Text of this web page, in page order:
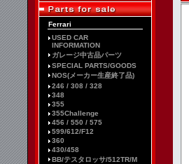
Ferrari
USED CAR
INFORMATION
ガレージ中古品パーツ
SPECIAL PARTS/GOODS
NOS(メーカー生産終了品)
246 / 308 / 328
348
355
355Challenge
456 / 550 / 575
599/612/F12
360
430/458
BB/テスタロッサ/512TR/M